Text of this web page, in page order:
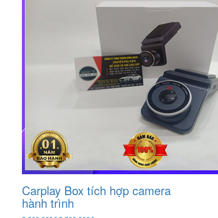
Carplay Box tích hợp camera
hành trình